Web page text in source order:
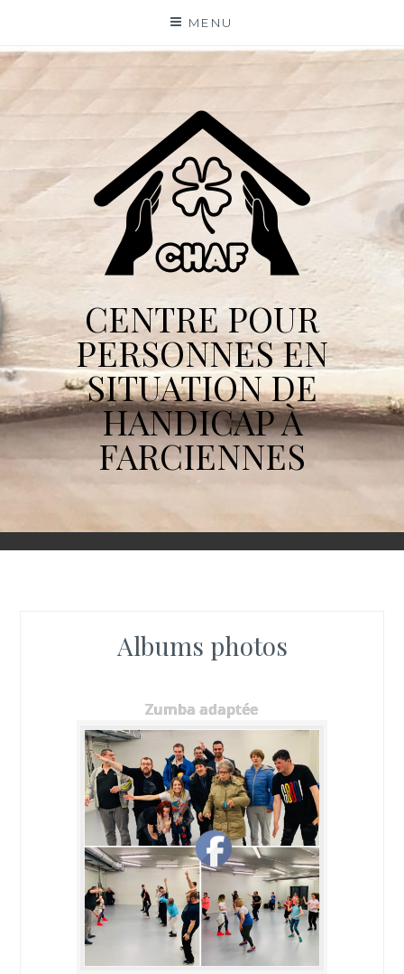
content
MENU
CENTRE POUR
PERSONNES EN
SITUATION DE
HANDICAP À
FARCIENNES
Albums photos
Zumba adaptée